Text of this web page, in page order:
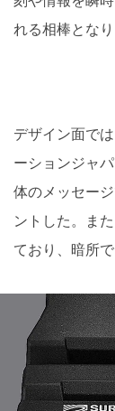
れる相棒となり
デザイン面で
ーションジャ
体のメッセー
ントした。ま
ており、暗所